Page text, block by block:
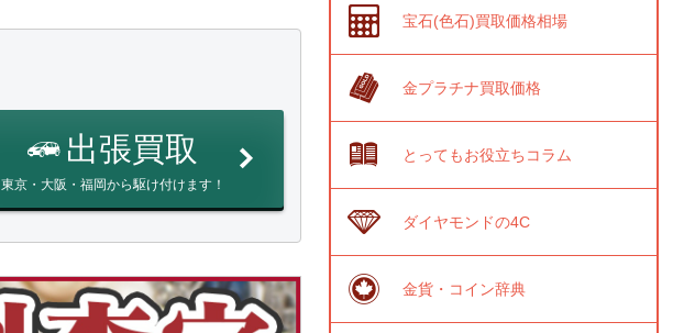
出張買取
東京・大阪・福岡から駆け付けます！
宝石(色石)買取価格相場
金プラチナ買取価格
とってもお役立ちコラム
ダイヤモンドの4C
金貨・コイン辞典